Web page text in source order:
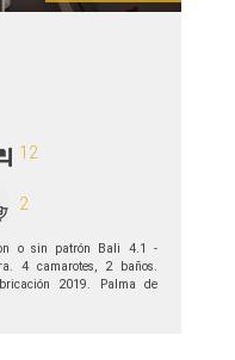
12
2
o sin patrón Bali 4.1 -
4 camarotes, 2 baños.
2019. Palma de